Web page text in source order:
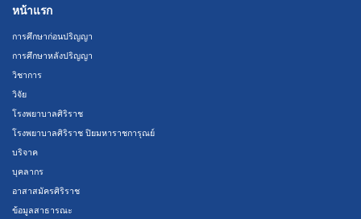
หน้าแรก
การศึกษาก่อนปริญญา
การศึกษาหลังปริญญา
วิชาการ
วิจัย
โรงพยาบาลศิริราช
โรงพยาบาลศิริราช ปิยมหาราชการุณย์
บริจาค
บุคลากร
อาสาสมัครศิริราช
ข้อมูลสาธารณะ